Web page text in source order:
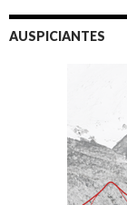
AUSPICIANTES